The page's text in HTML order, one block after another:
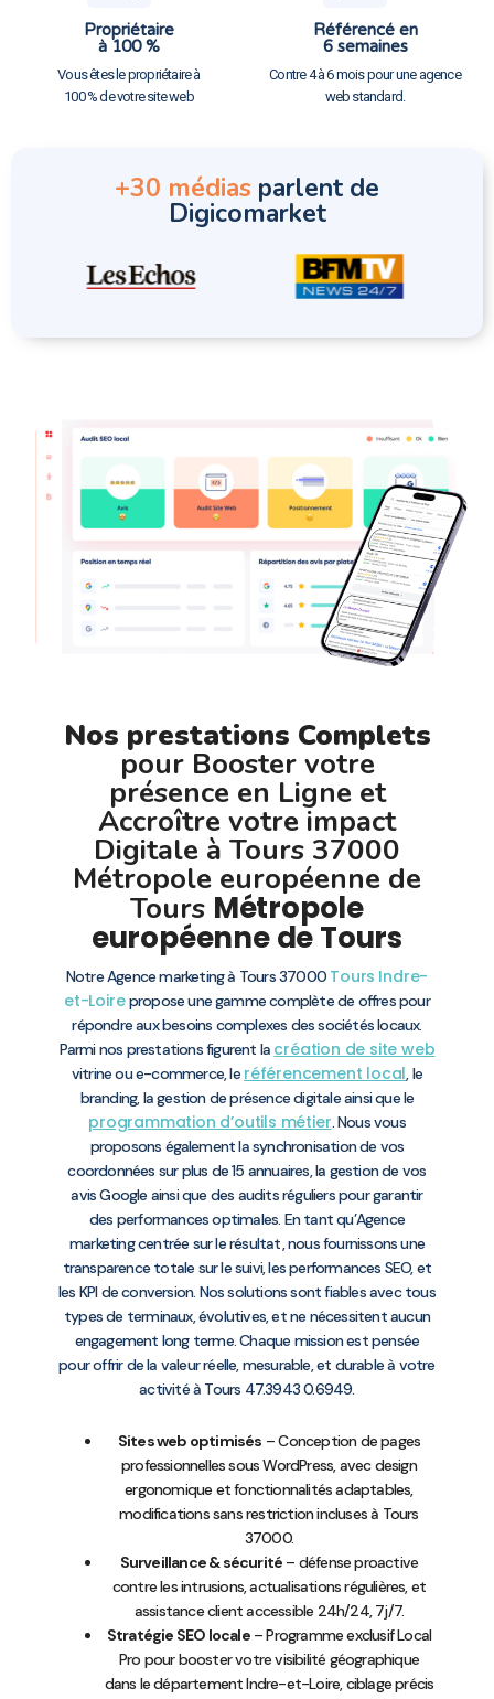
Propriétaire
à 100 %
Vous êtes le propriétaire à
100 % de votre site web
Référencé en
6 semaines
Contre 4 à 6 mois pour une agence
web standard.
+30 médias parlent de
Digicomarket
Nos prestations Complets
pour Booster votre
présence en Ligne et
Accroître votre impact
Digitale à Tours 37000
Métropole européenne de
Tours Métropole
européenne de Tours
Notre Agence marketing à Tours 37000 Tours Indre-
et-Loirepropose une gamme complète de offres pour
répondre aux besoins complexes des sociétés locaux.
Parmi nos prestations figurent la création de site web
vitrine ou e-commerce, le référencement local, le
branding, la gestion de présence digitale ainsi que le
programmation d’outils métier. Nous vous
proposons également la synchronisation de vos
coordonnées sur plus de 15 annuaires, la gestion de vos
avis Google ainsi que des audits réguliers pour garantir
des performances optimales. En tant qu’Agence
marketing centrée sur le résultat, nous fournissons une
transparence totale sur le suivi, les performances SEO, et
les KPI de conversion. Nos solutions sont fiables avec tous
types de terminaux, évolutives, et ne nécessitent aucun
engagement long terme. Chaque mission est pensée
pour offrir de la valeur réelle, mesurable, et durable à votre
activité à Tours 47.3943 0.6949.
Sites web optimisés – Conception de pages
professionnelles sous WordPress, avec design
ergonomique et fonctionnalités adaptables,
modifications sans restriction incluses à Tours
37000.
Surveillance & sécurité – défense proactive
contre les intrusions, actualisations régulières, et
assistance client accessible 24h/24, 7j/7.
Stratégie SEO locale– Programme exclusif Local
Pro pour booster votre visibilité géographique
dans le département Indre-et-Loire, ciblage précis